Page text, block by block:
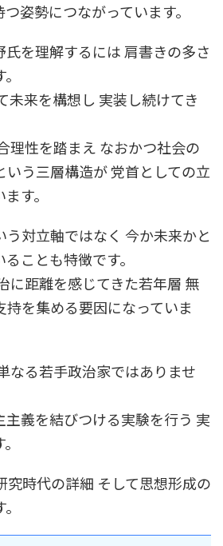
姿勢につながっています。
を理解するには 肩書きの多さ
未来を構想し 実装し続けてき
理性を踏まえ なおかつ社会の
う三層構造が 党首としての立
す。
対立軸ではなく 今か未来かと
ことも特徴です。
に距離を感じてきた若年層 無
を集める要因になっていま
なる若手政治家ではありませ
主義を結びつける実験を行う 実
究時代の詳細 そして思想形成の